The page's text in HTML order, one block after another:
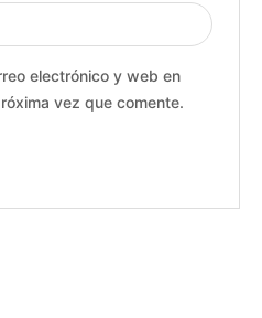
electrónico y web en
vez que comente.